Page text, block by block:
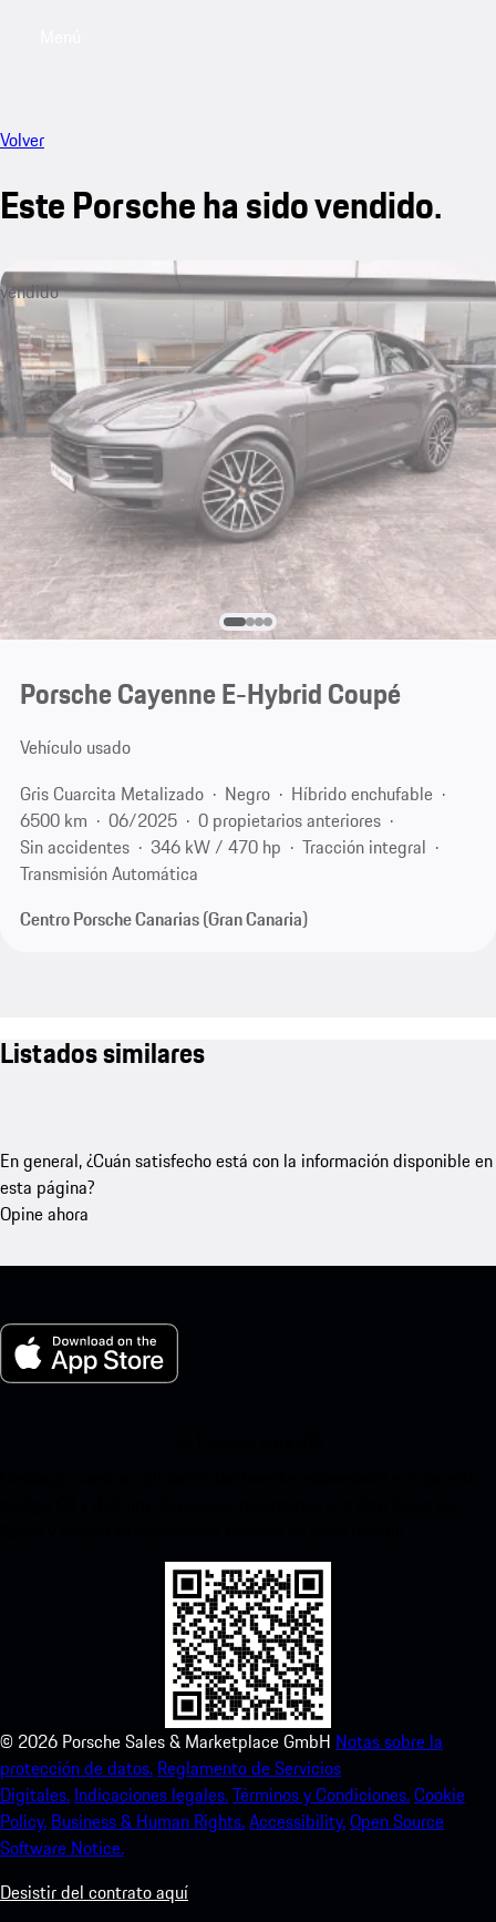
Volver
Este Porsche ha sido vendido.
vendido
Porsche Cayenne E-Hybrid Coupé
Vehículo usado
Gris Cuarcita Metalizado
Negro
Híbrido enchufable
6500 km
06/2025
0 propietarios anteriores
Sin accidentes
346 kW / 470 hp
Tracción integral
Transmisión Automática
Centro Porsche Canarias (Gran Canaria)
Listados similares
En general, ¿Cuán satisfecho está con la información disponible en
esta página?
Opine ahora
© 2026 Porsche Sales & Marketplace GmbH Notas sobre la
protección de datos. Reglamento de Servicios
Digitales. Indicaciones legales.Términos y Condiciones.Cookie
Policy. Business & Human Rights.Accessibility.Open Source
Software Notice.
Desistir del contrato aquí